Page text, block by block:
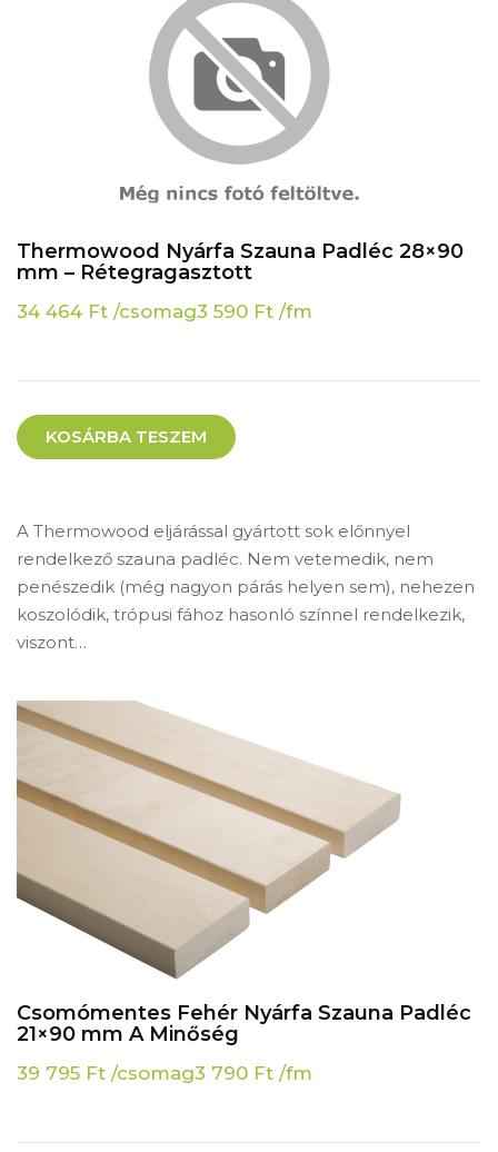
Thermowood Nyárfa Szauna Padléc 28×90
mm – Rétegragasztott
3 590 Ft /fm
34 464 Ft /csomag
KOSÁRBA TESZEM
A Thermowood eljárással gyártott sok előnnyel
rendelkező szauna padléc. Nem vetemedik, nem
penészedik (még nagyon párás helyen sem), nehezen
koszolódik, trópusi fához hasonló színnel rendelkezik,
viszont…
Csomómentes Fehér Nyárfa Szauna Padléc
21×90 mm A Minőség
3 790 Ft /fm
39 795 Ft /csomag